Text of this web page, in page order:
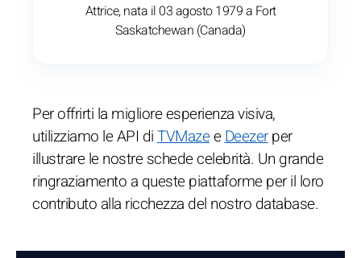
Attrice, nata il 03 agosto 1979 a Fort
Saskatchewan (Canada)
Per offrirti la migliore esperienza visiva,
utilizziamo le API diTVMazeeDeezerper
illustrare le nostre schede celebrità. Un grande
ringraziamento a queste piattaforme per il loro
contributo alla ricchezza del nostro database.